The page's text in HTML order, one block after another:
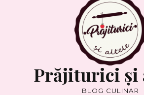
Prăjiturici și
BLOG CULINAR